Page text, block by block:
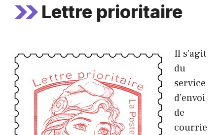
Lettre prioritaire
Il s’agit
du
service
d’envoi
de
courrie